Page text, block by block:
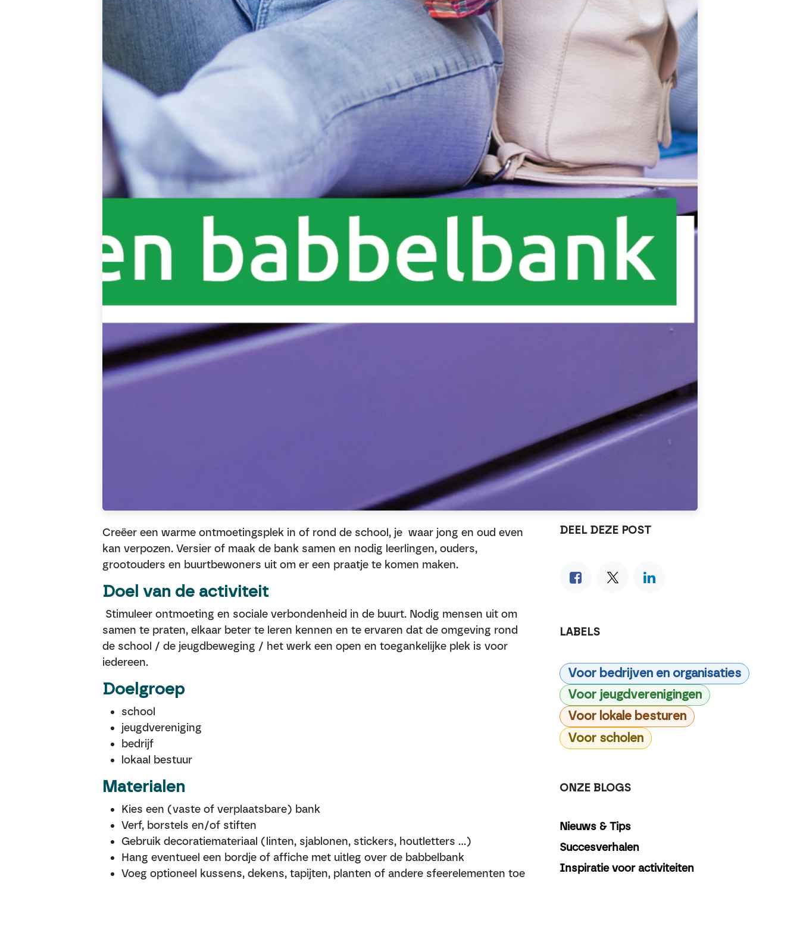
Creëer een warme ontmoetingsplek in of rond de school, je waar jong en oud even
kan verpozen. Versier of maak de bank samen en nodig leerlingen, ouders,
grootouders en buurtbewoners uit om er een praatje te komen maken.
Doel van de ac​t​iviteit
Stimuleer ontmoeting en sociale verbondenheid in de buurt. Nodig mensen uit om
samen te praten, elkaar beter te leren kennen en te ervaren dat de omgeving rond
de school / de jeugdbeweging / het werk een open en toegankelijke plek is voor
iedereen.
Doelgroep
school
jeugdvereniging
bedrijf
lokaal bestuur
Materialen
Kies een (vaste of verplaatsbare) bank
Verf, borstels en/of stiften
Gebruik decoratiemateriaal (linten, sjablonen, stickers, houtletters …)
Hang eventueel een bordje of affiche met uitleg over de babbelbank
Voeg optioneel kussens, dekens, tapijten, planten of andere sfeerelementen toe
DEEL DEZE POST
LABELS
Voor bedrijven en organisaties
Voor jeugdverenigingen
Voor lokale besturen
Voor scholen
ONZE BLOGS
Nieuws & Tips
Succesverhalen
Inspiratie voor activiteiten